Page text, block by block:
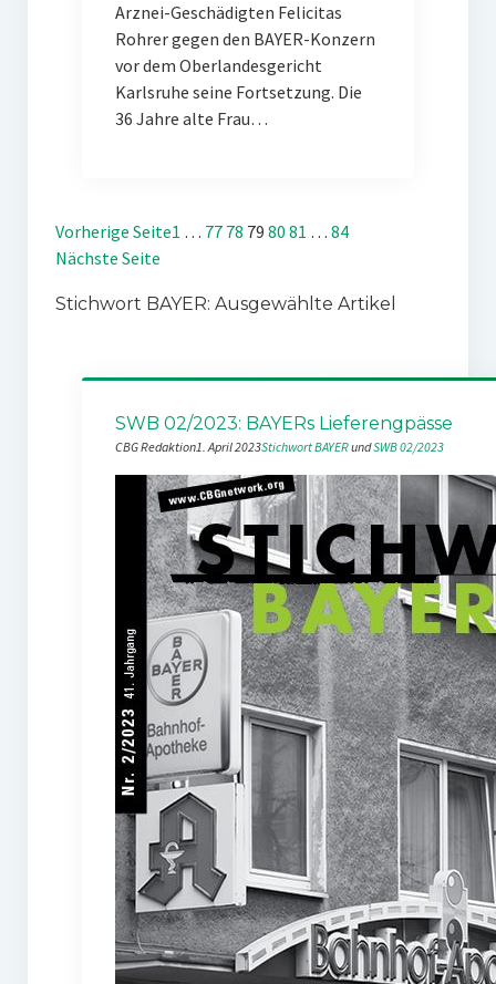
Arznei-Geschädigten Felicitas
Rohrer gegen den BAYER-Konzern
vor dem Oberlandesgericht
Karlsruhe seine Fortsetzung. Die
36 Jahre alte Frau…
Vorherige Seite1 … 77 78 79 80 81 … 84
Nächste Seite
Stichwort BAYER: Ausgewählte Artikel
SWB 02/2023: BAYERs Lieferengpässe
CBG Redaktion1. April 2023Stichwort BAYER und SWB 02/2023